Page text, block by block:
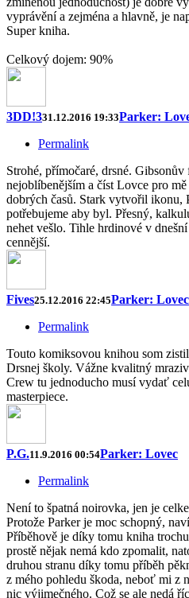
vyprávění a zejména a hlavně, je
Super kniha.
Celkový dojem: 90%
3DD!331.12.2016 19:33Parker:
Permalink
Strohé, přímočaré, drsné.
nejoblíbenějším a číst Lovce pro
dobrých časů. Stark vytvořil ikonu,
potřebujeme aby byl. Přesný,
nehet vešlo. Tihle hrdinové v
cennější.
Fives25.12.2016 22:45Parker: Lovec
Permalink
Touto komiksovou knihou som
Drsnej školy. Vážne kvalitný
Crew tu jednoducho musí vydať
masterpiece.
P.G.11.9.2016 00:54Parker: Lovec
Permalink
Není to špatná noirovka, jen je
Protože Parker je moc schopný,
Příběhově je díky tomu kniha
prostě nějak nemá kdo zpomalit,
druhou stranu díky tomu příběh
z mého pohledu škoda, neboť mi z
nic výjimečného. Což se ale nedá